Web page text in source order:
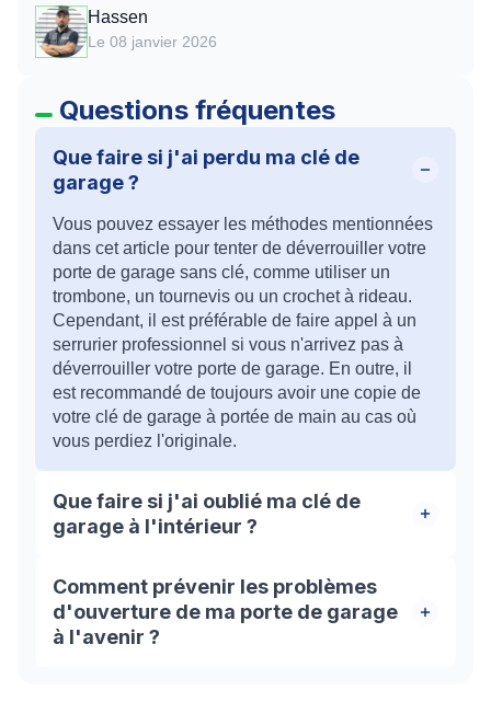
Hassen
Le 08 janvier 2026
Questions fréquentes
Que faire si j'ai perdu ma clé de
garage ?
Vous pouvez essayer les méthodes mentionnées
dans cet article pour tenter de déverrouiller votre
porte de garage sans clé, comme utiliser un
trombone, un tournevis ou un crochet à rideau.
Cependant, il est préférable de faire appel à un
serrurier professionnel si vous n'arrivez pas à
déverrouiller votre porte de garage. En outre, il
est recommandé de toujours avoir une copie de
votre clé de garage à portée de main au cas où
vous perdiez l'originale.
Que faire si j'ai oublié ma clé de
garage à l'intérieur ?
Si vous avez oublié votre clé de garage à
l'intérieur de votre garage, ne paniquez pas !
Vérifiez si vous avez une copie de cette clé, ou
Comment prévenir les problèmes
d'ouverture de ma porte de garage
à l'avenir ?